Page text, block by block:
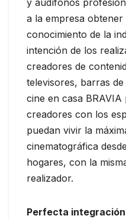
y audífonos
a la empresa
conocimiento de la
intención de los
creadores de
televisores, barras
cine en casa
creadores con los
puedan vivir la
cinematográfica
hogares, con la
realizador.
Perfecta